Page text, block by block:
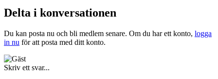
Delta i konversationen
Du kan posta nu och bli medlem senare. Om du har ett konto, logga
in nu för att posta med ditt konto.
Skriv ett svar...